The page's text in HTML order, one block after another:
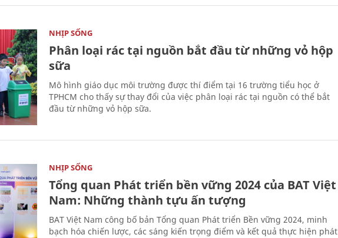
NHỊP SỐNG
Phân loại rác tại nguồn bắt đầu từ những vỏ hộp
sữa
Mô hình giáo dục môi trường được thí điểm tại 16 trường tiểu học ở
TPHCM cho thấy sự thay đổi của việc phân loại rác tại nguồn có thể bắt
đầu từ những vỏ hộp sữa.
NHỊP SỐNG
Tổng quan Phát triển bền vững 2024 của BAT Việt
Nam: Những thành tựu ấn tượng
BAT Việt Nam công bố bản Tổng quan Phát triển Bền vững 2024, minh
bạch hóa chiến lược, các sáng kiến trọng điểm và kết quả thực hiện phát